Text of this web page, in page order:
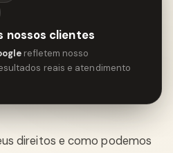
nossos clientes
refletem nosso
reais e atendimento
direitos e como podemos